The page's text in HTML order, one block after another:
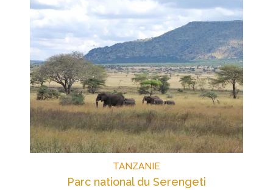
TANZANIE
Parc national du Serengeti